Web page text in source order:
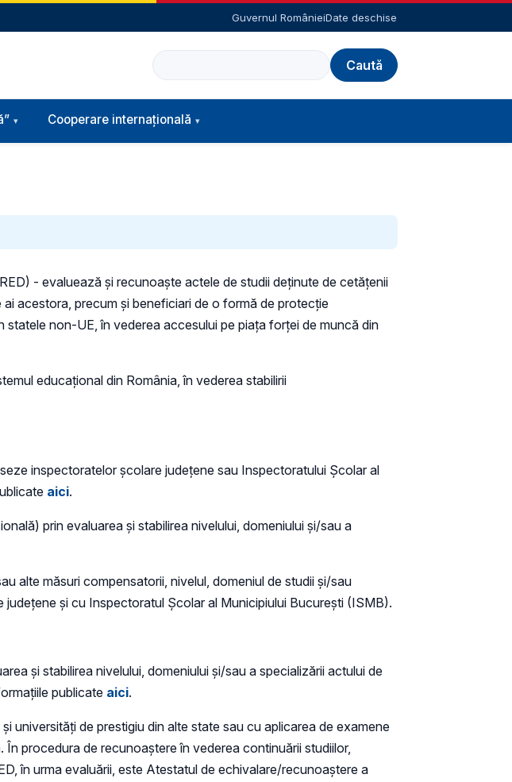
Guvernul RomânieiDate deschise
Caută
Cooperare internațională
- evaluează și recunoaște actele de studii deținute de cetățenii
acestora, precum și beneficiari de o formă de protecție
non-UE, în vederea accesului pe piața forței de muncă din
educațional din România, în vederea stabilirii
inspectoratelor școlare județene sau Inspectoratului Școlar al
aici.
prin evaluarea și stabilirea nivelului, domeniului și/sau a
alte măsuri compensatorii, nivelul, domeniul de studii și/sau
și cu Inspectoratul Școlar al Municipiului București (ISMB).
și stabilirea nivelului, domeniului și/sau a specializării actului de
publicate aici.
universități de prestigiu din alte state sau cu aplicarea de examene
procedura de recunoaștere în vederea continuării studiilor,
în urma evaluării, este Atestatul de echivalare/recunoaștere a